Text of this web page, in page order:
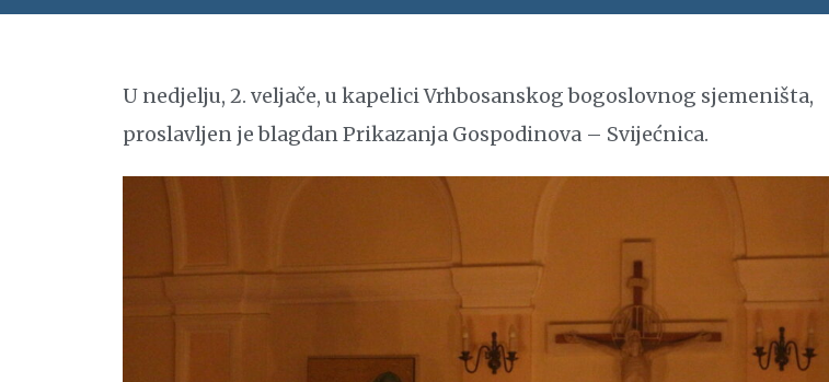
U nedjelju, 2. veljače, u kapelici Vrhbosanskog bogoslovnog sjemeništa,
proslavljen je blagdan Prikazanja Gospodinova – Svijećnica.